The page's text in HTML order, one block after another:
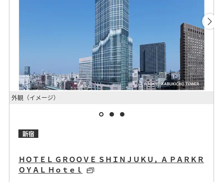
外観（イメージ）
新宿
ＨＯＴＥＬ ＧＲＯＯＶＥ ＳＨＩＮＪＵＫＵ，Ａ ＰＡＲＫＲ
ＯＹＡＬ Ｈｏｔｅｌ